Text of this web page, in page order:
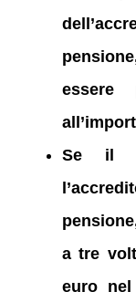
essere
Se il
a tre
euro nel